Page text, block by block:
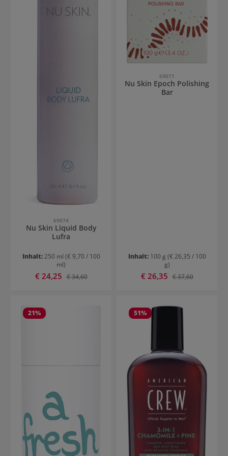
69074
Nu Skin Liquid Body
Lufra
Inhalt:250 ml (€ 9,70 / 100
ml)
Verkaufspreis:
€ 24,25 Regulärer Preis:
€ 34,60
69071
Nu Skin Epoch Polishing
Bar
Inhalt: 100 g (€ 26,35 / 100
g)
Verkaufspreis:
€ 26,35 Regulärer Preis:
€ 37,60
21% 51%